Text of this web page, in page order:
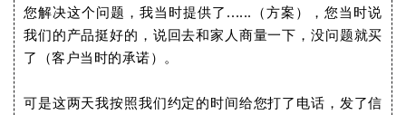
您解决这个问题，我当时提供了......（方案），您当时说
我们的产品挺好的，说回去和家人商量一下，没问题就买
了（客户当时的承诺）。
可是这两天我按照我们约定的时间给您打了电话，发了信